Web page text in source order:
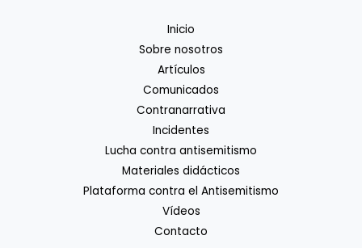
Inicio
Sobre nosotros
Artículos
Comunicados
Contranarrativa
Incidentes
Lucha contra antisemitismo
Materiales didácticos
Plataforma contra el Antisemitismo
Vídeos
Contacto